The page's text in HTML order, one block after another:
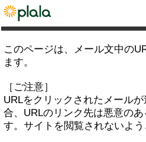
このページは、メール文中の
ます。
［ご注意］
URLをクリックされたメール
合、URLのリンク先は悪意の
す。サイトを閲覧されないよう